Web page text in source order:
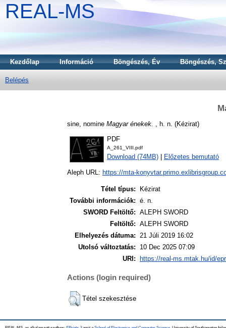
REAL-MS
Kezdőlap Információ Böngészés, Év Böngészés,
Belépés
sine, nomine Magyar énekek. , h. n. (Kézirat)
PDF
A_261_VIII.pdf
Download (74MB) Előzetes bemutató
Aleph URL: https://mta-
Tétel típus:
Kézirat
További információk: é. n.
SWORD Feltöltő: ALEPH SWORD
Feltöltő: ALEPH SWORD
Elhelyezés dátuma: 21 Júli 2019 16:02
Utolsó változtatás:
10 Dec 2025 07:09
URI:
https://real-ms.mtak.hu/id/
Actions (login required)
Tétel szekesztése